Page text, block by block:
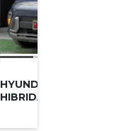
HYUNDAI KONA LIMITED
HIBRIDA 1.6 AT...